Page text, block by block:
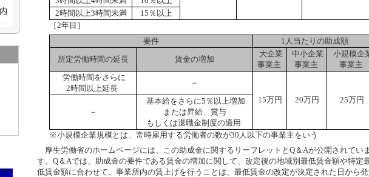
2時間以上3時間未満
15％以上
［2年目］
要件
1人当たりの助成額
所定労働時間の延長
賃金の増加
大企業
事業主
中小企業
事業主
小規模企
事業主
労働時間をさらに
2時間以上延長
－
15万円
20万円
25万円
－
基本給をさらに5％以上増加
または昇給、賞与
もしくは退職金制度の適用
※小規模企業規模とは、常時雇用する労働者の数が30人以下の事業主をいう
厚生労働省のホームページには、この助成金に関するリーフレットとQ＆Aが公開されていま
す。Q＆Aでは、助成金の要件である賃金の増加に関して、改定後の地域別最低賃金額や特定
低賃金額に合わせて、事業所内の賃上げを行うことは、最低賃金の改定が決定された日から